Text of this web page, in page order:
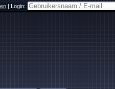
|Login: